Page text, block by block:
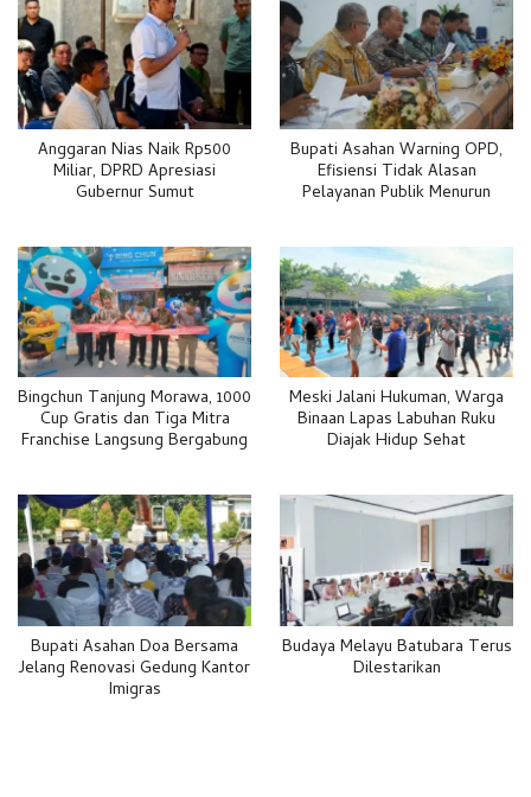
Anggaran Nias Naik Rp500
Miliar, DPRD Apresiasi
Gubernur Sumut
Bupati Asahan Warning OPD,
Efisiensi Tidak Alasan
Pelayanan Publik Menurun
Bingchun Tanjung Morawa, 1000
Cup Gratis dan Tiga Mitra
Franchise Langsung Bergabung
Meski Jalani Hukuman, Warga
Binaan Lapas Labuhan Ruku
Diajak Hidup Sehat
Bupati Asahan Doa Bersama
Jelang Renovasi Gedung Kantor
Imigras
Budaya Melayu Batubara Terus
Dilestarikan